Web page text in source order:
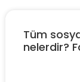
Tüm
nelerdir?